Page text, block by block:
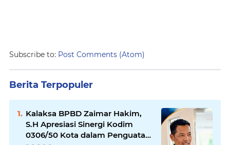
Subscribe to: Post Comments (Atom)
Berita Terpopuler
Kalaksa BPBD Zaimar Hakim,
S.H Apresiasi Sinergi Kodim
0306/50 Kota dalam Penguatan